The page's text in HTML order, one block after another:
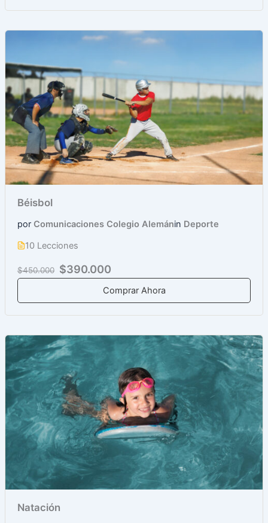
Béisbol
por Comunicaciones Colegio Alemánin Deporte
10 Lecciones
$450.000 $390.000
Comprar Ahora
Natación